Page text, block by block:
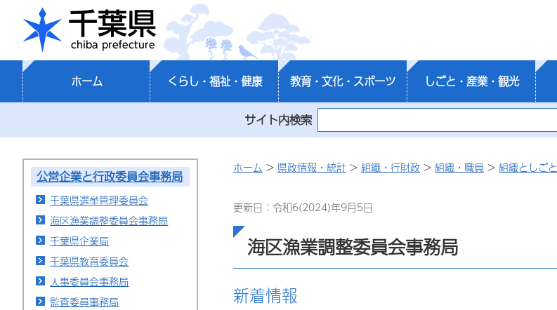
千葉県
ホーム くらし・福祉・健康 教育・文化・スポーツ しごと・産業・観光
サイト内検索
公営企業と行政委員会事務局
千葉県選挙管理委員会
海区漁業調整委員会事務局
千葉県企業局
千葉県教育委員会
人事委員会事務局
監査委員事務局
ホーム > 県政情報・統計 > 組織・行財政 > 組織・職員 > 組織としごと
更新日：令和6(2024)年9月5日
海区漁業調整委員会事務局
新着情報